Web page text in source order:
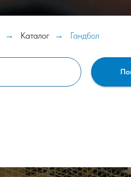
→ Каталог → Гандбол